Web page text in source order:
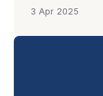
3 Apr 2025